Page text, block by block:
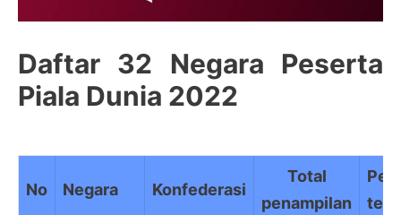
Daftar 32 Negara Peserta
Piala Dunia 2022
No Negara Konfederasi
Total
penampilan